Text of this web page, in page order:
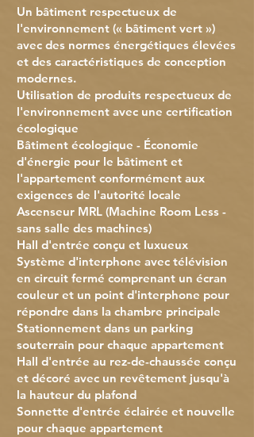
Un bâtiment respectueux de
l'environnement (« bâtiment vert »)
avec des normes énergétiques élevées
et des caractéristiques de conception
modernes.
Utilisation de produits respectueux de
l'environnement avec une certification
écologique
Bâtiment écologique - Économie
d'énergie pour le bâtiment et
l'appartement conformément aux
exigences de l'autorité locale
Ascenseur MRL (Machine Room Less -
sans salle des machines)
Hall d'entrée conçu et luxueux
Système d'interphone avec télévision
en circuit fermé comprenant un écran
couleur et un point d'interphone pour
répondre dans la chambre principale
Stationnement dans un parking
souterrain pour chaque appartement
Hall d'entrée au rez-de-chaussée conçu
et décoré avec un revêtement jusqu'à
la hauteur du plafond
Sonnette d'entrée éclairée et nouvelle
pour chaque appartement